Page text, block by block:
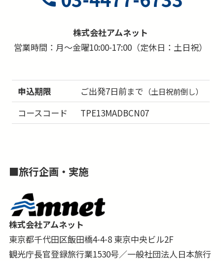
株式会社アムネット
営業時間：月～金曜10:00-17:00（定休日：土日祝）
申込期限 ご出発7日前まで （土日祝前倒し）
コースコード TPE13MADBCN07
■旅行企画・実施
株式会社アムネット
東京都千代田区飯田橋4-4-8 東京中央ビル2F
観光庁長官登録旅行業1530号／一般社団法人日本旅行